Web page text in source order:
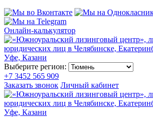
Онлайн-калькулятор
Выберите регион:
+7 3452 565 909
Заказать звонок Личный кабинет